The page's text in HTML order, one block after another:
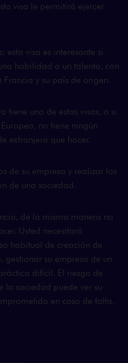
visa le permitirá ejercer
esta visa es interesante si
habilidad o un talento, con
y su país de origen.
tiene uno de estas visas, o si
no tiene ningún
extranjero que hacer.
de su empresa y realizar los
de una sociedad.
de la misma manera no
Usted necesitará
habitual de creación de
gestionar su empresa de un
difícil. El riesgo de
la sociedad puede ver su
en caso de falta.